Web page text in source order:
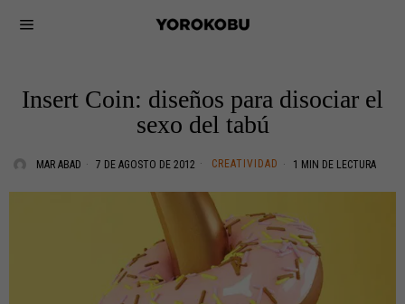
Insert Coin: diseños para disociar el
sexo del tabú
MAR ABAD 7 DE AGOSTO DE 2012 CREATIVIDAD 1 MIN DE LECTURA